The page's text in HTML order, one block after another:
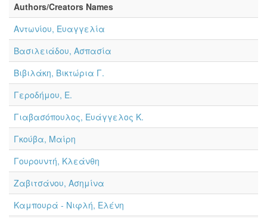
Authors/Creators Names
Αντωνίου, Ευαγγελία
Βασιλειάδου, Ασπασία
Βιβιλάκη, Βικτώρια Γ.
Γεροδήμου, Ε.
Γιαβασόπουλος, Ευάγγελος Κ.
Γκούβα, Μαίρη
Γουρουντή, Κλεάνθη
Ζαβιτσάνου, Ασημίνα
Καμπουρά - Νιφλή, Ελένη